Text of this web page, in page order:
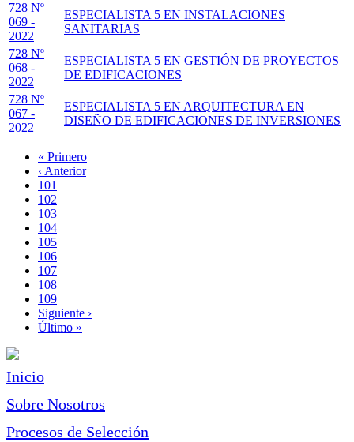
728 Nº
069 -
2022
ESPECIALISTA 5 EN INSTALACIONES
SANITARIAS
728 Nº
068 -
2022
ESPECIALISTA 5 EN GESTIÓN DE PROYECTOS
DE EDIFICACIONES
728 Nº
067 -
2022
ESPECIALISTA 5 EN ARQUITECTURA EN
DISEÑO DE EDIFICACIONES DE INVERSIONES
Paginación
Primera
página
« Primero
Página
anterior
‹ Anterior
Page
101
Page
102
Page
103
Page
104
Página
actual
105
Page
106
Page
107
Page
108
Page
109
Siguiente
página
Siguiente ›
Última
Último »
Inicio
Sobre Nosotros
Procesos de Selección